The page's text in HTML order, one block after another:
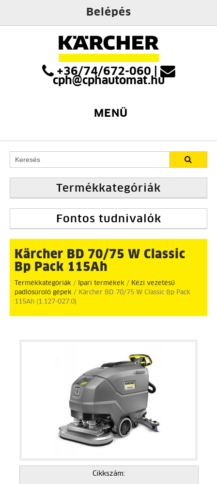
Belépés
+36/74/672-060
cph@cphautomat.hu
MENÜ
Termékkategóriák
Fontos tudnivalók
Kärcher BD 70/75 W Classic
Bp Pack 115Ah
Termékkategóriák / Ipari termékek / Kézi vezetésű
padlósúroló gépek / Kärcher BD 70/75 W Classic Bp Pack
115Ah (1.127-027.0)
Cikkszám: